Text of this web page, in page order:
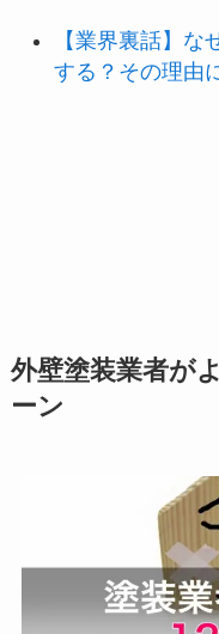
【業界裏話】な
する？その理由
外壁塗装業者が
ーン